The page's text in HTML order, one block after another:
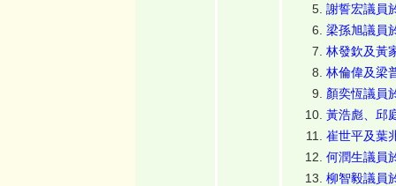
謝誓宏議員
梁孫旭議員
林發欽及黃
林倫偉及梁
顏奕恆議員
黃浩彪、邱
崔世平及葉
何潤生議員
柳智毅議員